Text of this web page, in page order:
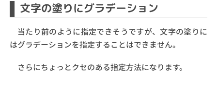
文字の塗りにグラデーション
当たり前のように指定できそうですが、文字の塗りに
はグラデーションを指定することはできません。
さらにちょっとクセのある指定方法になります。